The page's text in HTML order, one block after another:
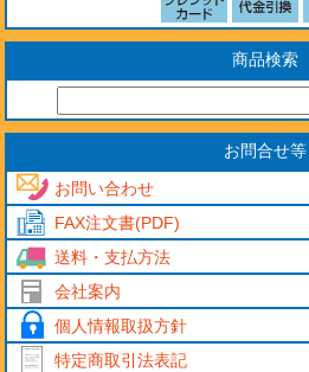
商品検索
お問合せ等
お問い合わせ
FAX注文書(PDF)
送料・支払方法
会社案内
個人情報取扱方針
特定商取引法表記